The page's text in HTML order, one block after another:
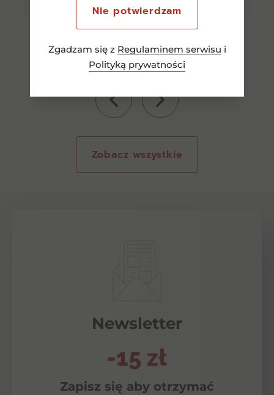
Nie potwierdzam
Zgadzam się z Regulaminem serwisu i
Polityką prywatności
Zobacz wszystkie
Newsletter
-15 zł
Zapisz się aby otrzymać